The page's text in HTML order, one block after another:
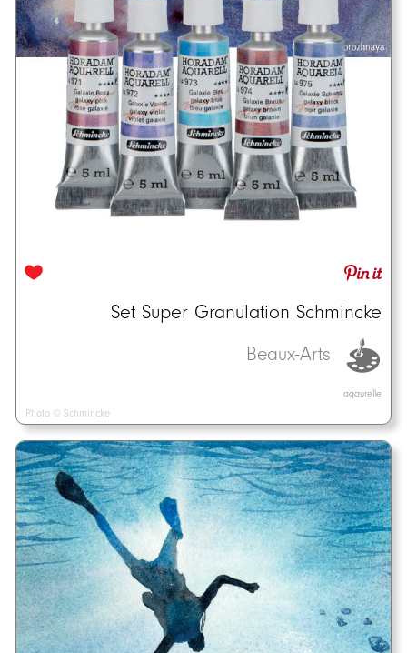
Set Super Granulation Schmincke
Beaux-Arts
aqaurelle
Photo © Schmincke